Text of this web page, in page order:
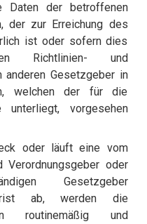
Daten der betroffenen
der zur Erreichung des
ist oder sofern dies
Richtlinien- und
anderen Gesetzgeber in
welchen der für die
unterliegt, vorgesehen
oder läuft eine vom
Verordnungsgeber oder
Gesetzgeber
ab, werden die
routinemäßig und